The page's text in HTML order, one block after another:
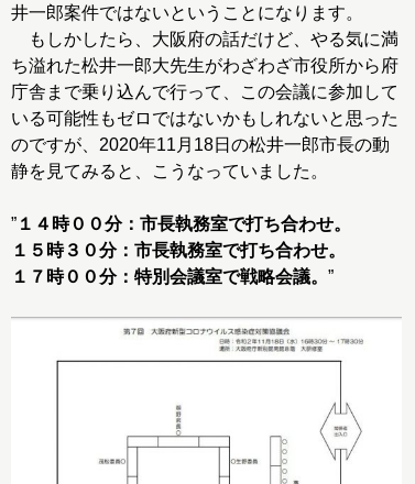
井一郎案件ではないということになります。
もしかしたら、大阪府の話だけど、やる気に満
ち溢れた松井一郎大先生がわざわざ市役所から府
庁舎まで乗り込んで行って、この会議に参加して
いる可能性もゼロではないかもしれないと思った
のですが、2020年11月18日の松井一郎市長の動
静を見てみると、こうなっていました。
” １４時００分：市長執務室で打ち合わせ。
１５時３０分：市長執務室で打ち合わせ。
１７時００分：特別会議室で戦略会議。 ”